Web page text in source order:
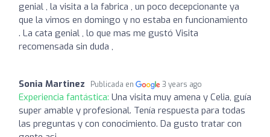
genial , la visita a la fabrica , un poco decepcionante ya
que la vimos en domingo y no estaba en funcionamiento
. La cata genial , lo que mas me gustó Visita
recomensada sin duda ,
Sonia Martinez Publicada en 3 years ago
Experiencia fantástica: Una visita muy amena y Celia, guía
super amable y profesional. Tenía respuesta para todas
las preguntas y con conocimiento. Da gusto tratar con